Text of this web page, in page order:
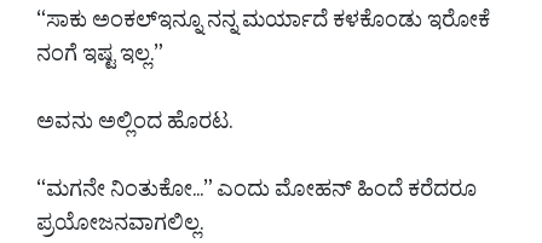
“ಸಾಕು ಅಂಕಲ್ಇನ್ನೂ ನನ್ನ ಮರ್ಯಾದೆ ಕಳಕೊಂಡು ಇರೋಕೆ
ನಂಗೆ ಇಷ್ಟ ಇಲ್ಲ.”
ಅವನು ಅಲ್ಲಿಂದ ಹೊರಟ.
“ಮಗನೇ ನಿಂತುಕೋ...” ಎಂದು ಮೋಹನ್ ಹಿಂದೆ ಕರೆದರೂ
ಪ್ರಯೋಜನವಾಗಲಿಲ್ಲ.